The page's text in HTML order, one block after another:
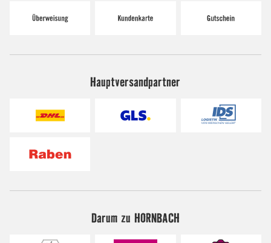
Hauptversandpartner
Darum zu HORNBACH